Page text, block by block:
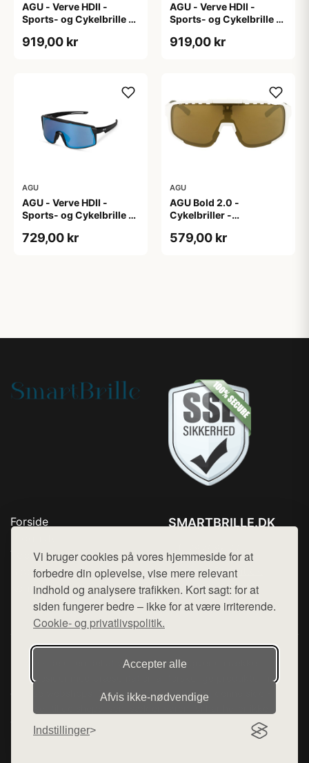
Vi bruger cookies på vores hjemmeside for at
forbedre din oplevelse, vise mere relevant
indhold og analysere trafikken. Kort sagt: for at
siden fungerer bedre – ikke for at være irriterende.
Cookie- og privatlivspolitik.
Accepter alle
Afvis ikke‑nødvendige
Indstillinger
AGU - Verve HDII -
Sports- og Cykelbrille -
919,00 kr
AGU - Verve HDII -
Sports- og Cykelbrille -
919,00 kr
AGU
AGU - Verve HDII -
Sports- og Cykelbrille -
Sort/Gul
729,00 kr
AGU
AGU Bold 2.0 -
Cykelbriller -
579,00 kr
Forside
Top Rabatter
Blog
Kontakt
SMARTBRILLE.DK
Mail: hej@want.dk
Cookie- og privatlivspolitik
Denne side er en del af want.dk, der udgiver en række
hjemmesider med præsentation af forskellige produkter fra
diverse webshops. Der sælges ikke varer fra denne side - vi
varerne på lager.